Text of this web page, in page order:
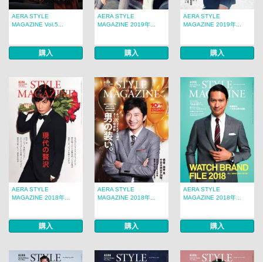
AERA STYLE
MAGAZINE Vol.5...
購入
AERA STYLE
MAGAZINE 2019年...
購入
AERA STYLE
MAGAZINE 2019年...
購入
AERA STYLE
MAGAZINE 2018年...
購入
AERA STYLE
MAGAZINE 2018年...
購入
AERA STYLE
MAGAZINE 2018年...
購入